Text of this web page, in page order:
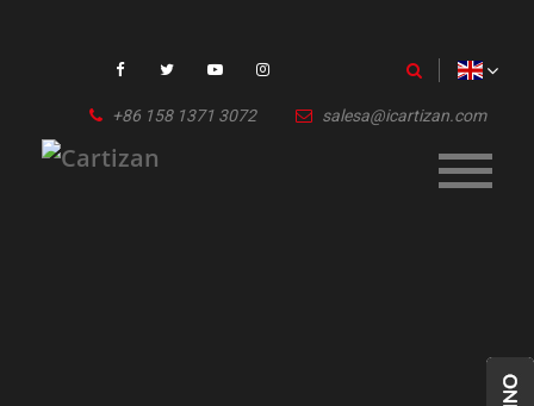
+86 158 1371 3072 salesa@icartizan.com